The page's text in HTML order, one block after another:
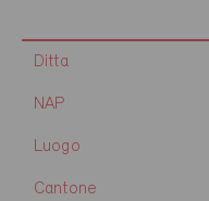
Ditta
NAP
Luogo
Cantone